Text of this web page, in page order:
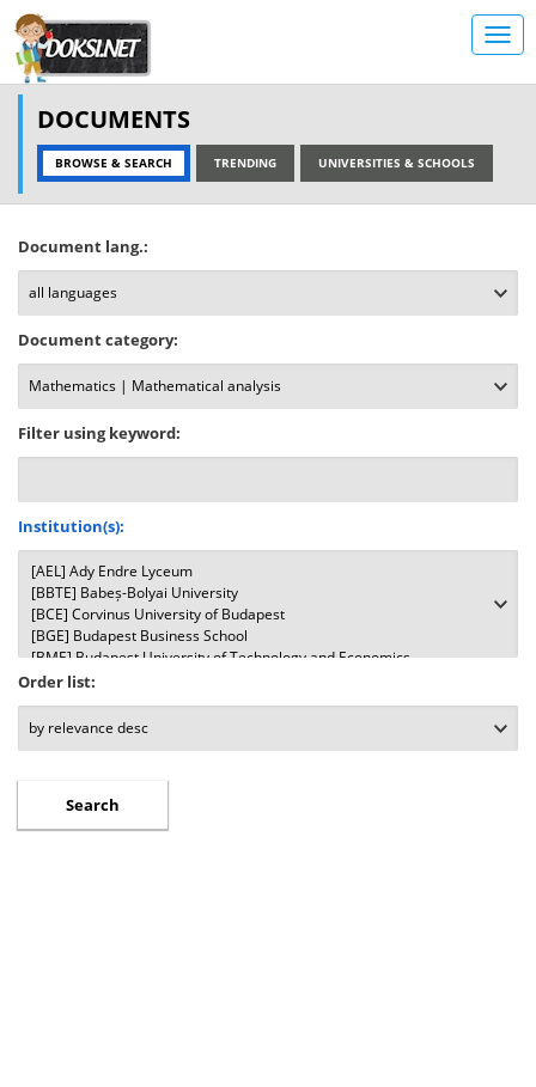
DOCUMENTS
BROWSE & SEARCH TRENDING UNIVERSITIES & SCHOOLS
Document lang.:
Document category:
Filter using keyword:
Institution(s):
Order list: